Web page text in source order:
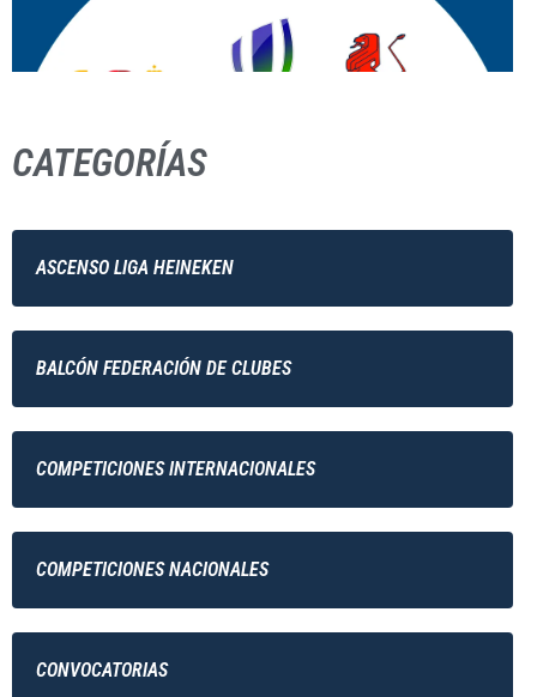
CATEGORÍAS
ASCENSO LIGA HEINEKEN
BALCÓN FEDERACIÓN DE CLUBES
COMPETICIONES INTERNACIONALES
COMPETICIONES NACIONALES
CONVOCATORIAS